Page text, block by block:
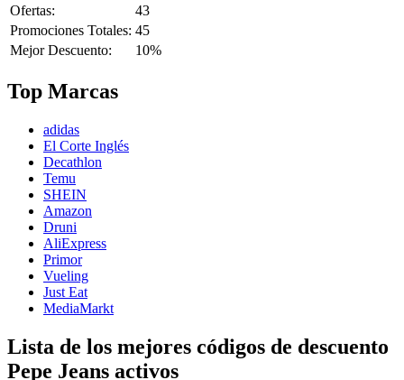
Ofertas:
43
Promociones Totales: 45
Mejor Descuento:
10%
Top Marcas
adidas
El Corte Inglés
Decathlon
Temu
SHEIN
Amazon
Druni
AliExpress
Primor
Vueling
Just Eat
MediaMarkt
Lista de los mejores códigos de descuento
Pepe Jeans activos